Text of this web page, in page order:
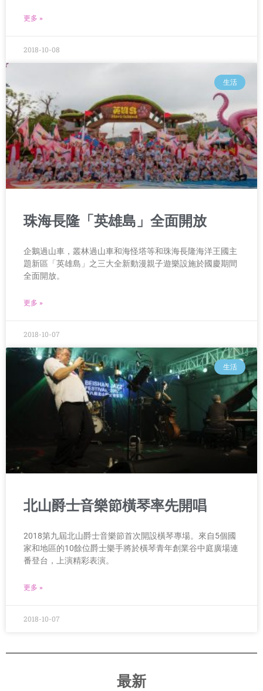
更多 »
2018-10-08
生活
珠海長隆「英雄島」全面開放
企鵝過山車，叢林過山車和海怪塔等和珠海長隆海洋王國主
題新區「英雄島」之三大全新動漫親子遊樂設施於國慶期間
全面開放。
更多 »
2018-10-07
生活
北山爵士音樂節橫琴率先開唱
2018第九屆北山爵士音樂節首次開設橫琴專場。來自5個國
家和地區的10餘位爵士樂手將於橫琴青年創業谷中庭廣場連
番登台，上演精彩表演。
更多 »
2018-10-07
最新